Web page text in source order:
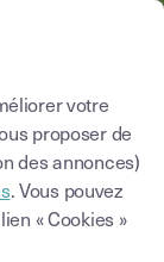
un terme
votre
proposer de
des annonces)
. Vous pouvez
« Cookies »